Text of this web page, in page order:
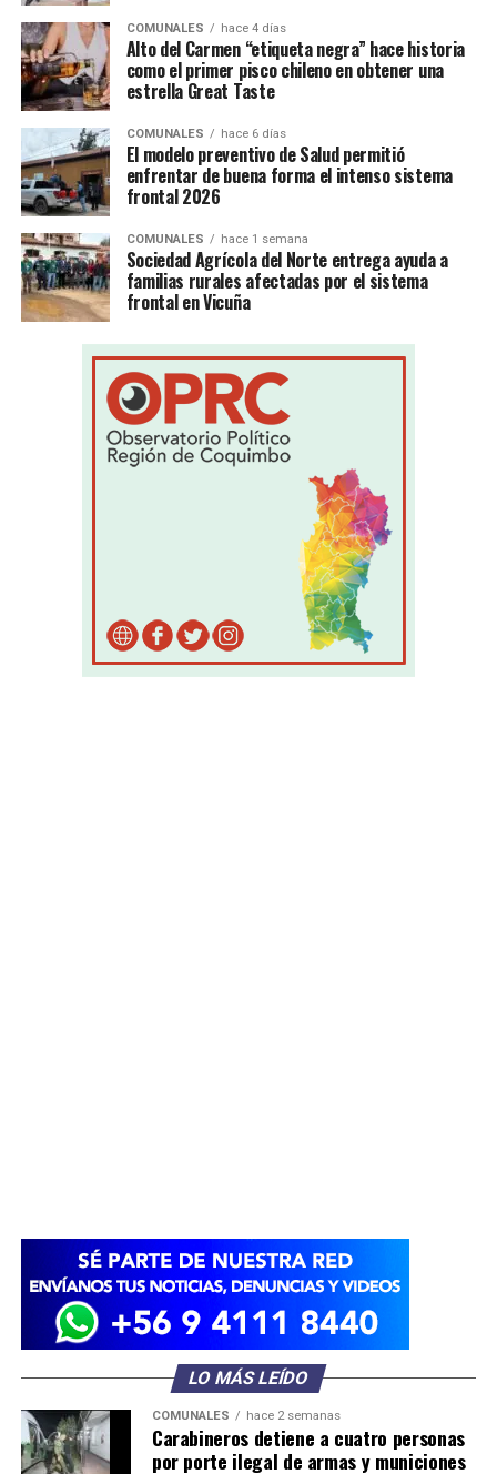
COMUNALES hace 4 días
Alto del Carmen “etiqueta negra” hace historia
como el primer pisco chileno en obtener una
estrella Great Taste
COMUNALES hace 6 días
El modelo preventivo de Salud permitió
enfrentar de buena forma el intenso sistema
frontal 2026
COMUNALES hace 1 semana
Sociedad Agrícola del Norte entrega ayuda a
familias rurales afectadas por el sistema
frontal en Vicuña
LO MÁS LEÍDO
COMUNALES hace 2 semanas
Carabineros detiene a cuatro personas
por porte ilegal de armas y municiones